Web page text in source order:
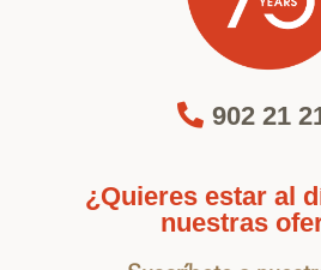
902 21
¿Quieres estar al
nuestras